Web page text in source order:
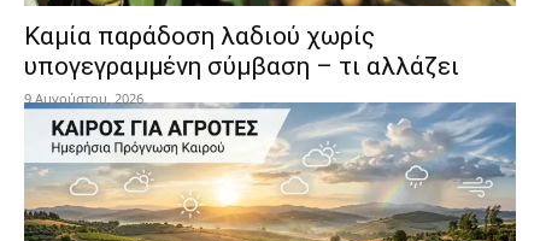
Καμία παράδοση λαδιού χωρίς
υπογεγραμμένη σύμβαση – τι αλλάζει
9 Αυγούστου, 2026